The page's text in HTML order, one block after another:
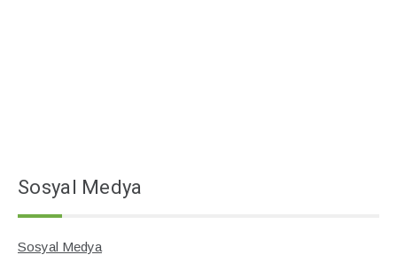
Sosyal Medya
Sosyal Medya